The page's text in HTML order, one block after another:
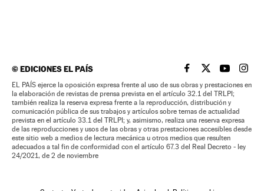
©EDICIONES EL PAÍS EL PAÍS BRASIL EN
EL PAÍSEL PAÍS
EL
EL PAÍS ejerce la oposición expresa frente al uso de sus obras y prestaciones en
la elaboración de revistas de prensa prevista en el artículo 32.1 del TRLPI;
también realiza la reserva expresa frente a la reproducción, distribución y
comunicación pública de sus trabajos y artículos sobre temas de actualidad
prevista en el artículo 33.1 del TRLPI; y, asimismo, realiza una reserva expresa
de las reproducciones y usos de las obras y otras prestaciones accesibles desde
este sitio web a medios de lectura mecánica u otros medios que resulten
adecuados a tal fin de conformidad con el artículo 67.3 del Real Decreto - ley
24/2021, de 2 de noviembre